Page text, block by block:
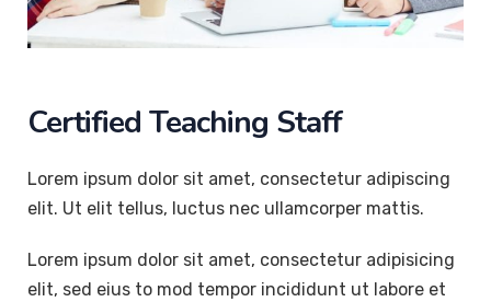
Certified Teaching Staff
Lorem ipsum dolor sit amet, consectetur adipiscing
elit. Ut elit tellus, luctus nec ullamcorper mattis.
Lorem ipsum dolor sit amet, consectetur adipisicing
elit, sed eius to mod tempor incididunt ut labore et